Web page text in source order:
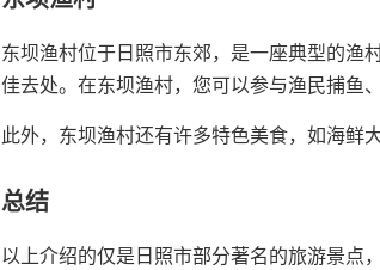
东坝渔村位于日照市东郊，是一座典型的渔
佳去处。在东坝渔村，您可以参与渔民捕鱼
此外，东坝渔村还有许多特色美食，如海鲜
总结
以上介绍的仅是日照市部分著名的旅游景点